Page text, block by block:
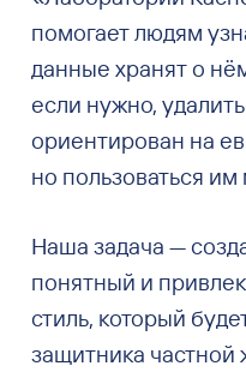
помогает людям
данные хранят о
если нужно,
ориентирован на
но пользоваться
Наша задача —
понятный и
стиль, который
защитника частной